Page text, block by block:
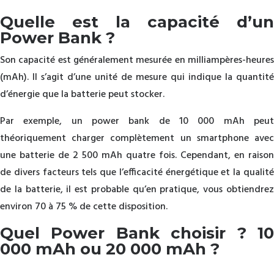
Quelle est la capacité d’un
Power Bank ?
Son capacité est généralement mesurée en milliampères-heures
(mAh). Il s’agit d’une unité de mesure qui indique la quantité
d’énergie que la batterie peut stocker.
Par exemple, un power bank de 10 000 mAh peut
théoriquement charger complètement un smartphone avec
une batterie de 2 500 mAh quatre fois. Cependant, en raison
de divers facteurs tels que l’efficacité énergétique et la qualité
de la batterie, il est probable qu’en pratique, vous obtiendrez
environ 70 à 75 % de cette disposition.
Quel Power Bank choisir ? 10
000 mAh ou 20 000 mAh ?